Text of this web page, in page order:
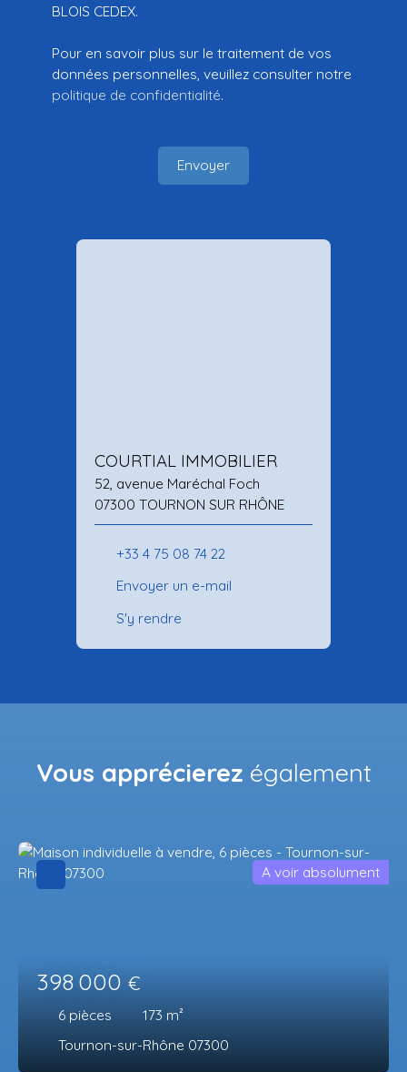
BLOIS CEDEX.
Pour en savoir plus sur le traitement de vos
données personnelles, veuillez consulter notre
politique de confidentialité.
Envoyer
COURTIAL IMMOBILIER
52, avenue Maréchal Foch
07300 TOURNON SUR RHÔNE
+33 4 75 08 74 22
Envoyer un e-mail
S'y rendre
Vous apprécierez également
398 000 €
6 pièces 173 m²
Tournon-sur-Rhône 07300
A voir absolument